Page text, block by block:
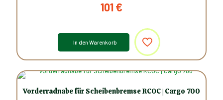
101€
In den Warenkorb
Vorderradnabe für Scheibenbremse RCOC | Cargo 700